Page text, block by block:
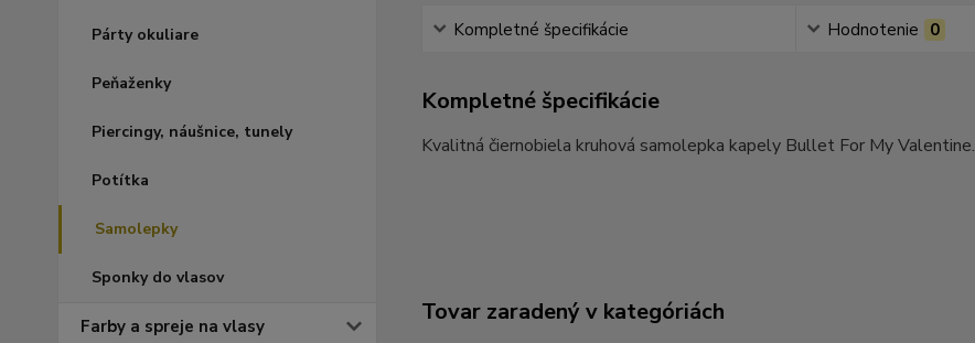
Párty okuliare
Peňaženky
Piercingy, náušnice, tunely
Potítka
Samolepky
Sponky do vlasov
Farby a spreje na vlasy
Kompletné špecifikácie Hodnotenie 0
Kompletné špecifikácie
Kvalitná čiernobiela kruhová samolepka kapely Bullet For My Valentine.
Tovar zaradený v kategóriách